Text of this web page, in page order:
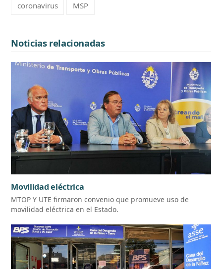
coronavirus MSP
Noticias relacionadas
Movilidad eléctrica
MTOP Y UTE firmaron convenio que promueve uso de
movilidad eléctrica en el Estado.